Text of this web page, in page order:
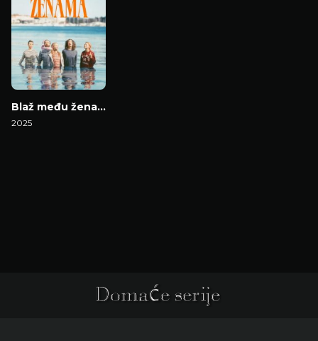
Blaž među ženama
2025